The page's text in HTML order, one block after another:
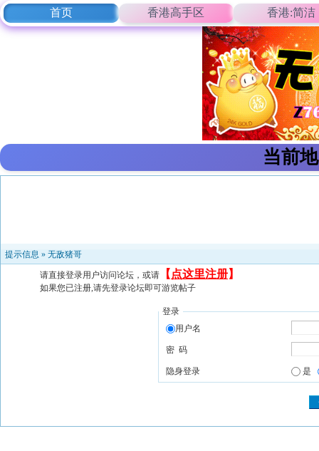
首页 香港高手区 香港:简洁
当前
提示信息 » 无敌猪哥
请直接登录用户访问论坛，或请 【 点这里注册】
如果您已注册,请先登录论坛即可游览帖子
登录
用户名
密 码
隐身登录 是